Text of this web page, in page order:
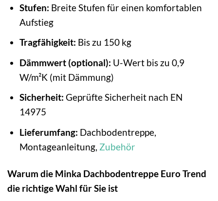
Stufen: Breite Stufen für einen komfortablen
Aufstieg
Tragfähigkeit: Bis zu 150 kg
Dämmwert (optional): U-Wert bis zu 0,9
W/m²K (mit Dämmung)
Sicherheit: Geprüfte Sicherheit nach EN
14975
Lieferumfang: Dachbodentreppe,
Montageanleitung, Zubehör
Warum die Minka Dachbodentreppe Euro Trend
die richtige Wahl für Sie ist